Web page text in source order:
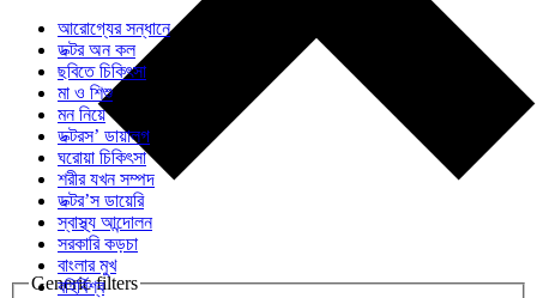
Generic filters
আরোগ্যের সন্ধানে
ডক্টর অন কল
ছবিতে চিকিৎসা
মা ও শিশু
মন নিয়ে
ডক্টরস’ ডায়ালগ
ঘরোয়া চিকিৎসা
শরীর যখন সম্পদ
ডক্টর’স ডায়েরি
স্বাস্থ্য আন্দোলন
সরকারি কড়চা
বাংলার মুখ
বহির্বিশ্ব